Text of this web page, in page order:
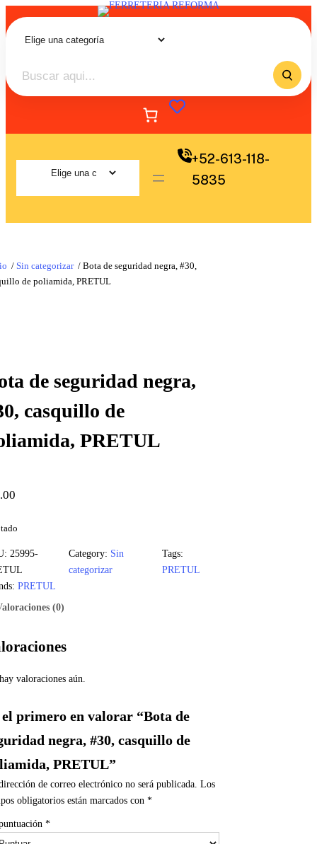
+52-613-118-
5835
/ Sin categorizar / Bota de seguridad negra, #30,
de poliamida, PRETUL
de seguridad negra,
casquillo de
PRETUL
25995-
Category: Sin
categorizar
Tags:
PRETUL
PRETUL
(0)
valoraciones aún.
el primero en valorar “Bota de
negra, #30, casquillo de
PRETUL”
de correo electrónico no será publicada. Los
obligatorios están marcados con *
*